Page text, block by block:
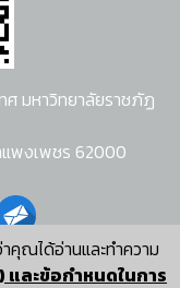
คุณได้อ่านและทำความ
ละข้อกำหนดในการ
ศ มหาวิทยาลัยราชภัฏ
แพงเพชร 62000
ผกา